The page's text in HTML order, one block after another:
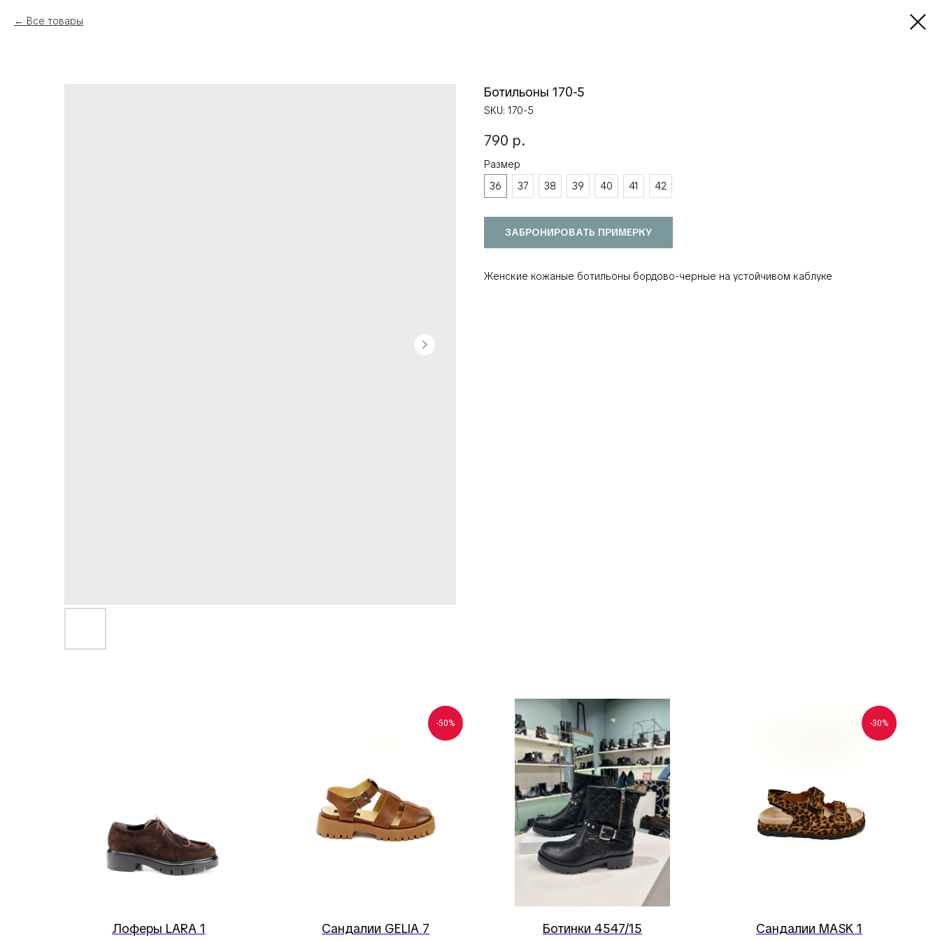
Все товары
Ботильоны 170-5
SKU: 170-5
790 р.
Размер
36
37 38 39 40 41 42
ЗАБРОНИРОВАТЬ ПРИМЕРКУ
Женские кожаные ботильоны бордово-черные на устойчивом каблуке
Лоферы LARA 1
-50%
Сандалии GELIA 7 Ботинки 4547/15
-30%
Сандалии MASK 1